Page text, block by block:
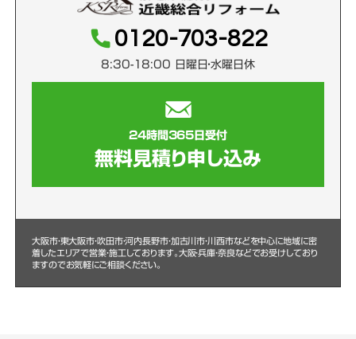
0120-703-822
8:30-18:00 日曜日・水曜日休
24時間365日受付
無料見積り申し込み
大阪市・東大阪市・吹田市・河内長野市・加古川市・川西市などを中心に地域に密
着したエリアで営業・施工しております。大阪・兵庫・奈良などでお受けしており
ますのでお気軽にご相談ください。